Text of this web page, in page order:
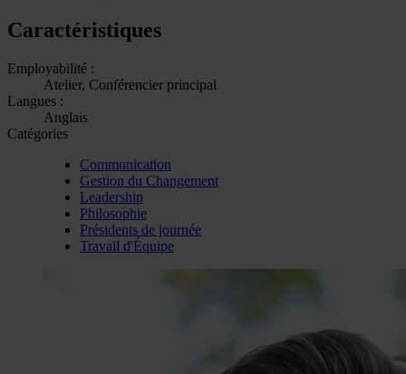
Caractéristiques
Employabilité :
Atelier, Conférencier principal
Langues :
Anglais
Catégories
Communication
Gestion du Changement
Leadership
Philosophie
Présidents de journée
Travail d'Équipe